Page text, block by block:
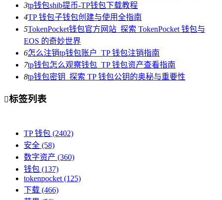
3tp钱包shib提币-TP钱包下载教程
4TP 钱包子钱包创建与使用全指南
5TokenPocket钱包官方网站_探索 TokenPocket 钱包与
EOS 的奇妙世界
6怎么注销tp钱包账户_TP 钱包注销指南
7tp钱包怎么观察钱包_TP 钱包资产查看指南
8tp钱包密钥_探索 TP 钱包公钥的奥秘与重要性
标签列表
TP 钱包 (2402)
安全 (58)
数字资产 (360)
钱包 (137)
tokenpocket (125)
下载 (466)